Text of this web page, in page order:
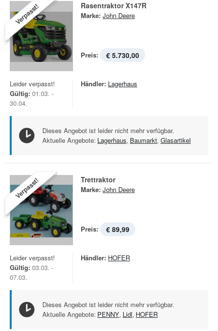
Verpasst! Rasentraktor X147R
Marke: John Deere
Preis: € 5.730,00
Leider verpasst!
Gültig: 01.03. -
30.04.
Händler: Lagerhaus
Dieses Angebot ist leider nicht mehr verfügbar.
Aktuelle Angebote: Lagerhaus, Baumarkt, Glasartikel
Verpasst! Trettraktor
Marke: John Deere
Preis: € 89,99
Leider verpasst!
Gültig: 03.03. -
07.03.
Händler: HOFER
Dieses Angebot ist leider nicht mehr verfügbar.
Aktuelle Angebote: PENNY, Lidl, HOFER